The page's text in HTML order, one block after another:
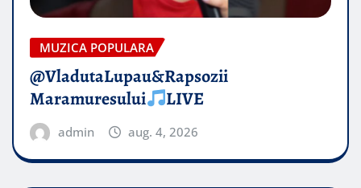
MUZICA POPULARA
@VladutaLupau&Rapsozii
Maramuresului
LIVE
admin aug. 4, 2026